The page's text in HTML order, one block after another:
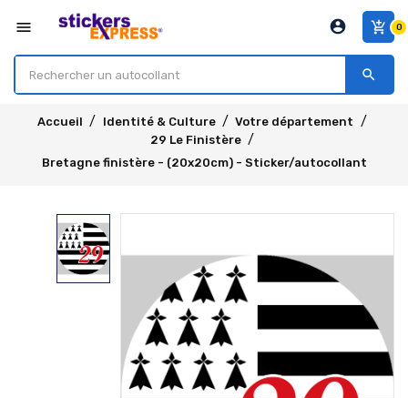
menu add_shopping_cart 0
account_circle
search
Accueil Identité & Culture
Votre département
29 Le Finistère
Bretagne finistère - (20x20cm) - Sticker/autocollant